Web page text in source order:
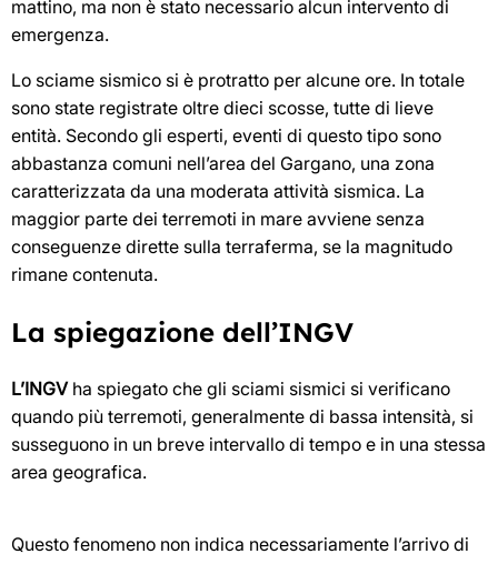
mattino, ma non è stato necessario alcun intervento di
emergenza.
Lo sciame sismico si è protratto per alcune ore. In totale
sono state registrate oltre dieci scosse, tutte di lieve
entità. Secondo gli esperti, eventi di questo tipo sono
abbastanza comuni nell’area del Gargano, una zona
caratterizzata da una moderata attività sismica. La
maggior parte dei terremoti in mare avviene senza
conseguenze dirette sulla terraferma, se la magnitudo
rimane contenuta.
La spiegazione dell’INGV
L’INGV ha spiegato che gli sciami sismici si verificano
quando più terremoti, generalmente di bassa intensità, si
susseguono in un breve intervallo di tempo e in una stessa
area geografica.
Questo fenomeno non indica necessariamente l’arrivo di